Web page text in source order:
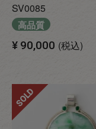
SV0085
高品質
¥ 90,000 税込
SOLD